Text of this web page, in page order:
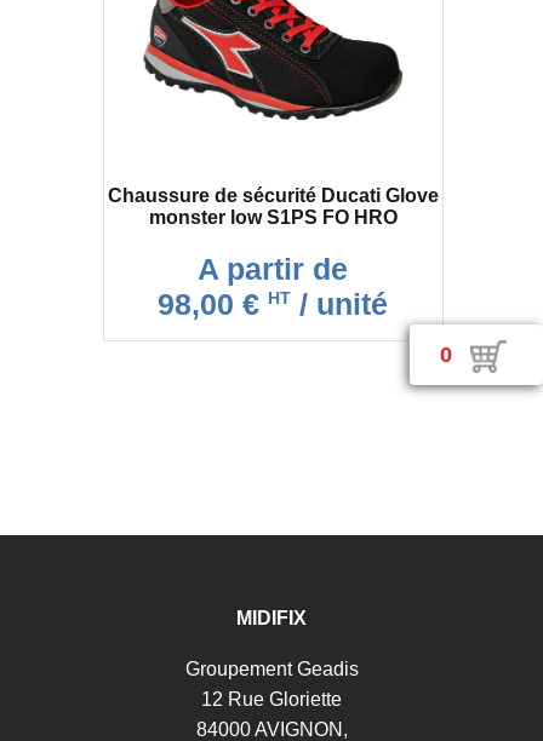
0
Chaussure de sécurité Ducati Glove
monster low S1PS FO HRO
A partir de
98,00 € HT / unité
MIDIFIX
Groupement Geadis
12 Rue Gloriette
84000 AVIGNON,